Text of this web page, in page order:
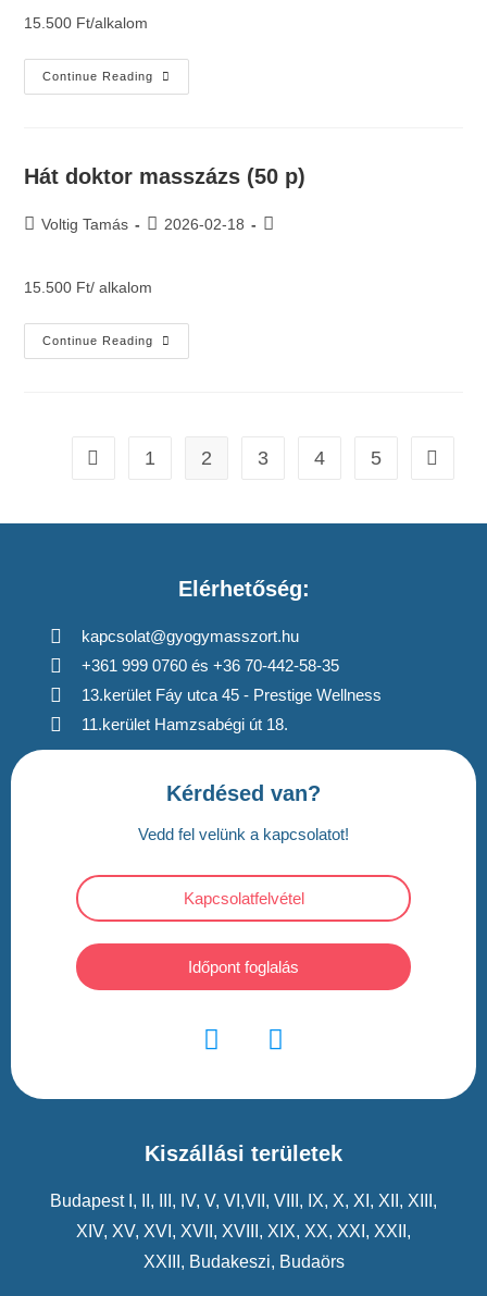
15.500 Ft/alkalom
Continue Reading
Hát doktor masszázs (50 p)
Voltig Tamás 2026-02-18
15.500 Ft/ alkalom
Continue Reading
1 2 3 4 5
Elérhetőség:
kapcsolat@gyogymasszort.hu
+361 999 0760 és +36 70-442-58-35
13.kerület Fáy utca 45 - Prestige Wellness
11.kerület Hamzsabégi út 18.
Kérdésed van?
Vedd fel velünk a kapcsolatot!
Kapcsolatfelvétel
Időpont foglalás
Kiszállási területek
Budapest , , , IV, V, VI ,VII, VIII , IX, X, XI , XII , XIII ,
XIV, XV, XVI , XVII , XVIII , XIX, XX, XXI , XXII ,
XXIII , Budakeszi, Budaörs